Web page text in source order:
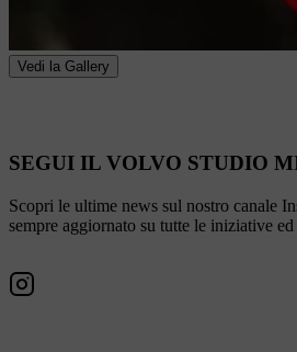
Vedi la Gallery
SEGUI IL VOLVO STUDIO
Scopri le ultime news sul nostro canale
sempre aggiornato su tutte le iniziative